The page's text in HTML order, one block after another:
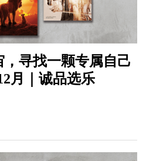
寻找一颗专属自己
月｜诚品选乐